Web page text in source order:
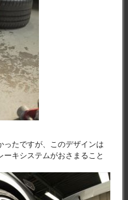
ったですが、このデザインは
キシステムがおさまること